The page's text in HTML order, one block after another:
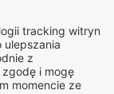
jest
z dnia 15